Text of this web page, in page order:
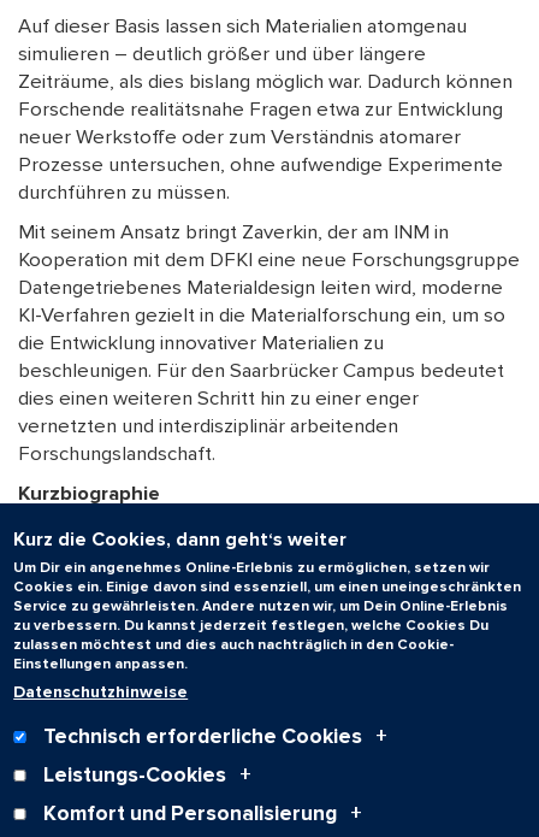
Auf dieser Basis lassen sich Materialien atomgenau
simulieren – deutlich größer und über längere
Zeiträume, als dies bislang möglich war. Dadurch können
Forschende realitätsnahe Fragen etwa zur Entwicklung
neuer Werkstoffe oder zum Verständnis atomarer
Prozesse untersuchen, ohne aufwendige Experimente
durchführen zu müssen.
Mit seinem Ansatz bringt Zaverkin, der am INM in
Kooperation mit dem DFKI eine neue Forschungsgruppe
Datengetriebenes Materialdesign leiten wird, moderne
KI-Verfahren gezielt in die Materialforschung ein, um so
die Entwicklung innovativer Materialien zu
beschleunigen. Für den Saarbrücker Campus bedeutet
dies einen weiteren Schritt hin zu einer enger
vernetzten und interdisziplinär arbeitenden
Forschungslandschaft.
Kurzbiographie
Dr. Viktor Zaverkin wurde in der Ukraine geboren und
lebt seit 2014 in Deutschland. Er studierte
Materialwissenschaften an der Universität Stuttgart, wo
er 2019 den Masterabschluss erwarb und 2022
promovierte. Anschließend forschte er an der
Universität Stuttgart als Postdoktorand. Ab dem Jahr
2023 war er zunächst als Gastwissenschaftler und
anschließend bis März 2026 als Wissenschaftler bei NEC
Kurz die Cookies, dann geht‘s weiter
Um Dir ein angenehmes Online-Erlebnis zu ermöglichen, setzen wir
Cookies ein. Einige davon sind essenziell, um einen uneingeschränkten
Service zu gewährleisten. Andere nutzen wir, um Dein Online-Erlebnis
zu verbessern. Du kannst jederzeit festlegen, welche Cookies Du
zulassen möchtest und dies auch nachträglich in den Cookie-
Einstellungen anpassen.
Datenschutzhinweise
Technisch erforderliche Cookies
Leistungs-Cookies
Komfort und Personalisierung